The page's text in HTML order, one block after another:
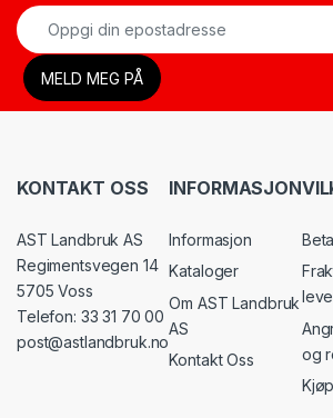
KONTAKT OSS
AST Landbruk AS
Regimentsvegen 14
5705 Voss
Telefon: 33 31 70 00
post@astlandbruk.no
INFORMASJON
Informasjon
Kataloger
Om AST Landbruk
AS
Kontakt Oss
og